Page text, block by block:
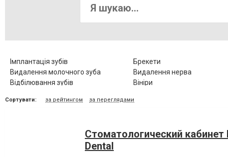
Імплантація зубів Брекети
Видалення молочного зуба
Видалення нерва
Відбілювання зубів
Вініри
Зубні протези
Клиновидний дефект зубів
Лікування гіпоплазії емалі зубів
Лікування захворювання
Сортувати: за рейтингом за переглядами
Стоматологический кабинет
Dental